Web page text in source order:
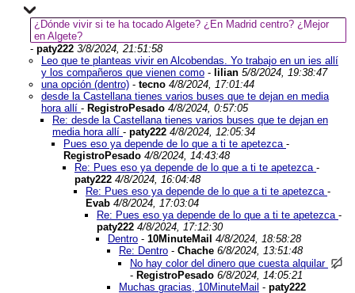
¿Dónde vivir si te ha tocado Algete? ¿En Madrid centro? ¿Mejor
en Algete?
- paty222 3/8/2024, 21:51:58
Leo que te planteas vivir en Alcobendas. Yo trabajo en un ies allí
y los compañeros que vienen como - lilian 5/8/2024, 19:38:47
una opción (dentro) - tecno 4/8/2024, 17:01:44
desde la Castellana tienes varios buses que te dejan en media
hora allí - RegistroPesado 4/8/2024, 0:57:05
Re: desde la Castellana tienes varios buses que te dejan en
media hora allí - paty222 4/8/2024, 12:05:34
Pues eso ya depende de lo que a ti te apetezca -
RegistroPesado 4/8/2024, 14:43:48
Re: Pues eso ya depende de lo que a ti te apetezca -
paty222 4/8/2024, 16:04:48
Re: Pues eso ya depende de lo que a ti te apetezca -
Evab 4/8/2024, 17:03:04
Re: Pues eso ya depende de lo que a ti te apetezca -
paty222 4/8/2024, 17:12:30
Dentro - 10MinuteMail 4/8/2024, 18:58:28
Re: Dentro - Chache 6/8/2024, 13:51:48
No hay color del dinero que cuesta alquilar
- RegistroPesado 6/8/2024, 14:05:21
Muchas gracias, 10MinuteMail - paty222